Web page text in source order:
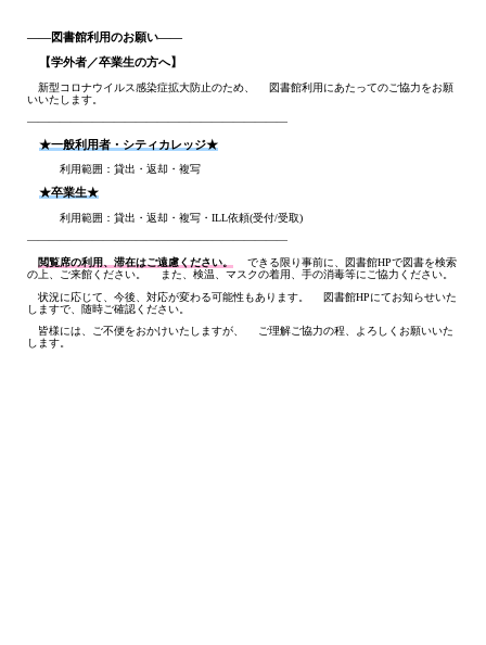
――図書館利用のお願い――
【学外者／卒業生の方へ】
新型コロナウイルス感染症拡大防止のため、 図書館利用にあたってのご協力をお願
いいたします。
――――――――――――――――――――――――
★一般利用者・シティカレッジ★
利用範囲：貸出・返却・複写
★卒業生★
利用範囲：貸出・返却・複写・ILL依頼(受付/受取)
――――――――――――――――――――――――
閲覧席の利用、滞在はご遠慮ください。
できる限り事前に、図書館HPで図書を検索
の上、ご来館ください。 また、検温、マスクの着用、手の消毒等にご協力ください。
状況に応じて、今後、対応が変わる可能性もあります。 図書館HPにてお知らせいた
しますで、随時ご確認ください。
皆様には、ご不便をおかけいたしますが、 ご理解ご協力の程、よろしくお願いいた
します。